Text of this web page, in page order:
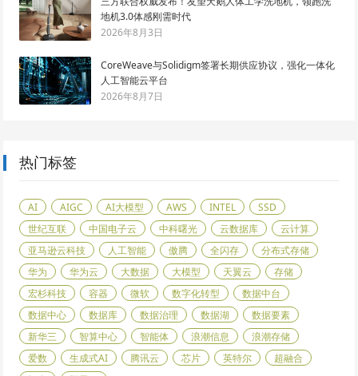
地机3.0体感刚需时代
2026年8月3日
CoreWeave与Solidigm签署长期供应协议，强化一体化
人工智能云平台
2026年8月7日
热门标签
AI AIGC AI大模型 AWS INTEL
SSD
世纪互联
中国电子云 中科曙光 云数据库
云计算
亚马逊云科技
人工智能 傲腾 全闪存
分布式存储
华为
华为云 大数据 大模型 天翼云
存储
宏杉科技
容器 微软 数字化转型
数据中台
数据中心
数据库 数据治理 数据湖
数据要素
新华三
智算中心 智能体 浪潮信息
浪潮存储
爱数
生成式AI 腾讯云 芯片 英特尔
超融合